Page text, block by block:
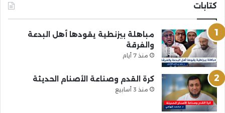
كتابات
مباهلة بيزنطية يقودها أهل البدعة
والفرقة
منذ 7 أيام
كرة القدم وصناعة الأصنام الحديثة
منذ 3 أسابيع